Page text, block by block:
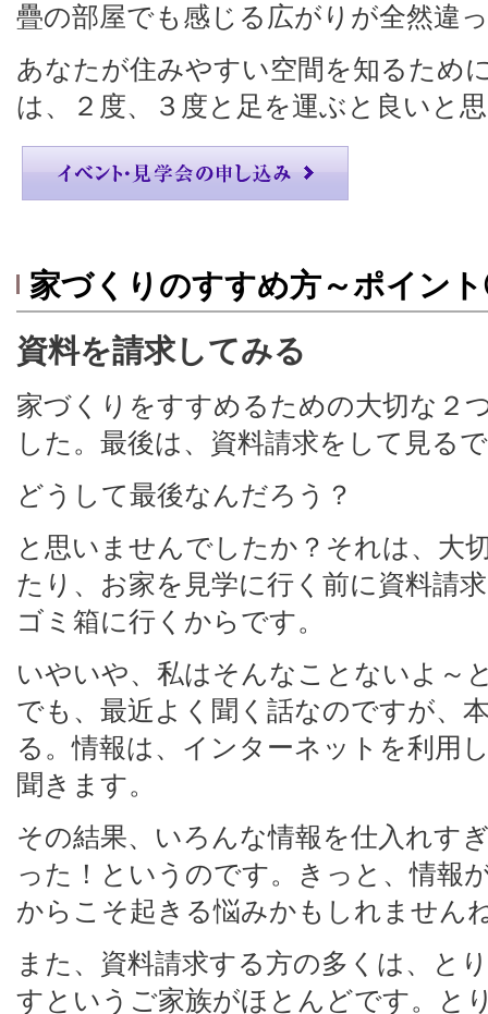
疊の部屋でも感じる広がりが全然違
あなたが住みやすい空間を知るため
は、２度、３度と足を運ぶと良いと
家づくりのすすめ方～ポイン
資料を請求してみる
家づくりをすすめるための大切な２
した。最後は、資料請求をして見る
どうして最後なんだろう？
と思いませんでしたか？それは、大
たり、お家を見学に行く前に資料請
ゴミ箱に行くからです。
いやいや、私はそんなことないよ～
でも、最近よく聞く話なのですが、
る。情報は、インターネットを利用
聞きます。
その結果、いろんな情報を仕入れす
った！というのです。きっと、情報
からこそ起きる悩みかもしれません
また、資料請求する方の多くは、と
すというご家族がほとんどです。と